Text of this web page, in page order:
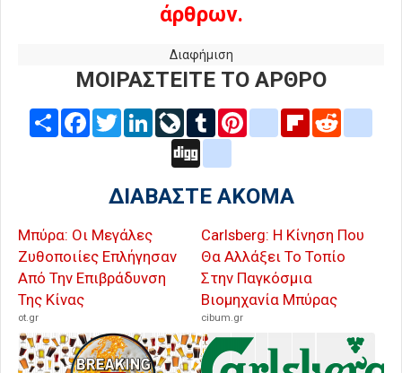
άρθρων.
Διαφήμιση
ΜΟΙΡΑΣΤΕΙΤΕ ΤΟ ΑΡΘΡΟ
Share FacebookTwitterLinkedInLiveJournal
Tumblr Pinterestblogger_post
Flipboard
ΔΙΑΒΑΣΤΕ ΑΚΟΜΑ
Μπύρα: Οι Μεγάλες
Ζυθοποιίες Επλήγησαν
Από Την Επιβράδυνση
Της Κίνας
ot.gr
Carlsberg: Η Κίνηση Που
Θα Αλλάξει Το Τοπίο
Στην Παγκόσμια
Βιομηχανία Μπύρας
cibum.gr